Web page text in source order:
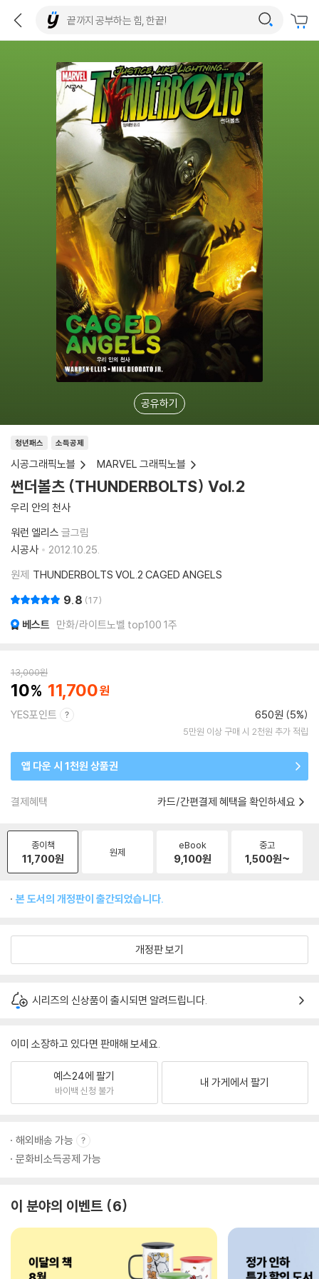
공유하기
소득공제
청년패스
시공그래픽노블 MARVEL 그래픽노블
썬더볼츠 (THUNDERBOLTS) Vol.2
우리 안의 천사
워런 엘리스 글그림
시공사
2012.10.25.
원제 THUNDERBOLTS VOL.2 CAGED ANGELS
9.8 17
베스트 만화/라이트노벨 top100 1주
13,000원
10 11,700
YES포인트 650원 (5%)
5만원 이상 구매 시 2천원 추가 적립
앱 다운 시 1천원 상품권
결제혜택 카드/간편결제 혜택을 확인하세요
종이책
11,700원 원제
eBook
9,100원
중고
1,500원~
본 도서의 개정판이 출간되었습니다.
개정판 보기
시리즈의 신상품이 출시되면 알려드립니다.
이미 소장하고 있다면 판매해 보세요.
예스24에 팔기
바이백 신청 불가
내 가게에서 팔기
해외배송 가능
문화비소득공제 가능
이 분야의 이벤트 6